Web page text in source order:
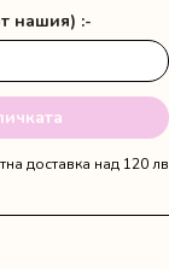
нашия) :-
доставка над 120 лв